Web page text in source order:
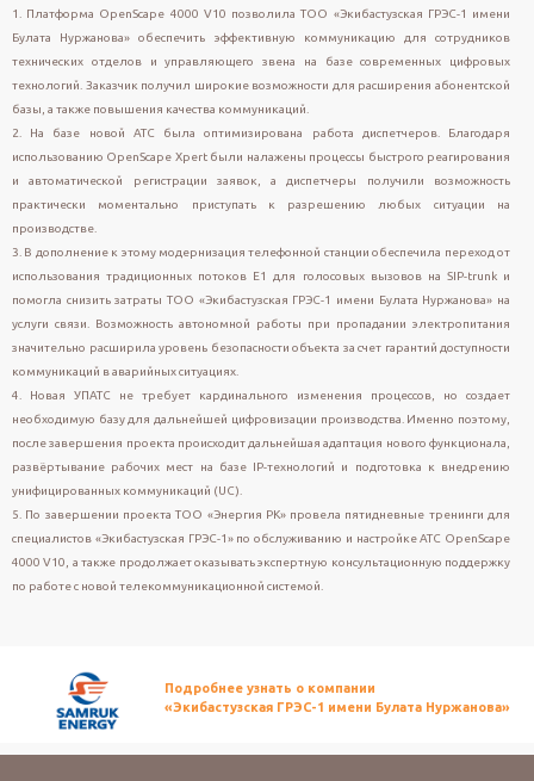
1. Платформа OpenScape 4000 V10 позволила ТОО «Экибастузская ГРЭС-1 имени
Булата Нуржанова» обеспечить эффективную коммуникацию для сотрудников
технических отделов и управляющего звена на базе современных цифровых
технологий. Заказчик получил широкие возможности для расширения абонентской
базы, а также повышения качества коммуникаций.
2. На базе новой АТС была оптимизирована работа диспетчеров. Благодаря
использованию OpenScape Xpert были налажены процессы быстрого реагирования
и автоматической регистрации заявок, а диспетчеры получили возможность
практически моментально приступать к разрешению любых ситуации на
производстве.
3. В дополнение к этому модернизация телефонной станции обеспечила переход от
использования традиционных потоков E1 для голосовых вызовов на SIP-trunk и
помогла снизить затраты ТОО «Экибастузская ГРЭС-1 имени Булата Нуржанова» на
услуги связи. Возможность автономной работы при пропадании электропитания
значительно расширила уровень безопасности объекта за счет гарантий доступности
коммуникаций в аварийных ситуациях.
4. Новая УПАТС не требует кардинального изменения процессов, но создает
необходимую базу для дальнейшей цифровизации производства. Именно поэтому,
после завершения проекта происходит дальнейшая адаптация нового функционала,
развёртывание рабочих мест на базе IP-технологий и подготовка к внедрению
унифицированных коммуникаций (UC).
5. По завершении проекта ТОО «Энергия РК» провела пятидневные тренинги для
специалистов «Экибастузская ГРЭС-1» по обслуживанию и настройке АТС OpenScape
4000 V10, а также продолжает оказывать экспертную консультационную поддержку
по работе с новой телекоммуникационной системой.
Подробнее узнать о компании
«Экибастузская ГРЭС-1 имени Булата Нуржанова»